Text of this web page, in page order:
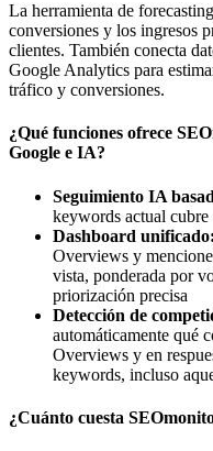
La herramienta de
conversiones y los ingresos
clientes. También conecta
Google Analytics para
tráfico y conversiones.
¿Qué funciones ofrece
Google e IA?
Seguimiento IA
keywords actual
Dashboard unificado:
Overviews y
vista, ponderada por
priorización precisa
Detección de
automáticamente qué
Overviews y en
keywords, incluso
¿Cuánto cuesta